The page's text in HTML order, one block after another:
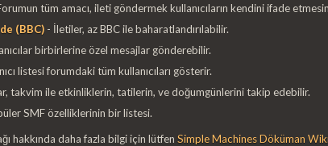
tüm amacı, ileti göndermek kullanıcıların kendini ifade
(BBC) - İletiler, az BBC ile baharatlandırılabilir.
birbirlerine özel mesajlar gönderebilir.
listesi forumdaki tüm kullanıcıları gösterir.
takvim ile etkinliklerin, tatilerin, ve doğumgünlerini takip edebilir.
SMF özelliklerinin bir listesi.
hakkında daha fazla bilgi için lütfenSimple Machines Döküman